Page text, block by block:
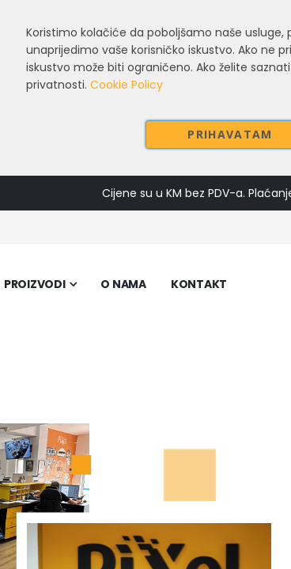
Koristimo kolačiće da poboljšamo naše
unaprijedimo vaše korisničko iskustvo. Ako ne
iskustvo može biti ograničeno. Ako želite
privatnosti. Cookie Policy
PRIHAVATAM
Cijene su u KM bez PDV-a.
PROIZVODI O NAMA KONTAKT